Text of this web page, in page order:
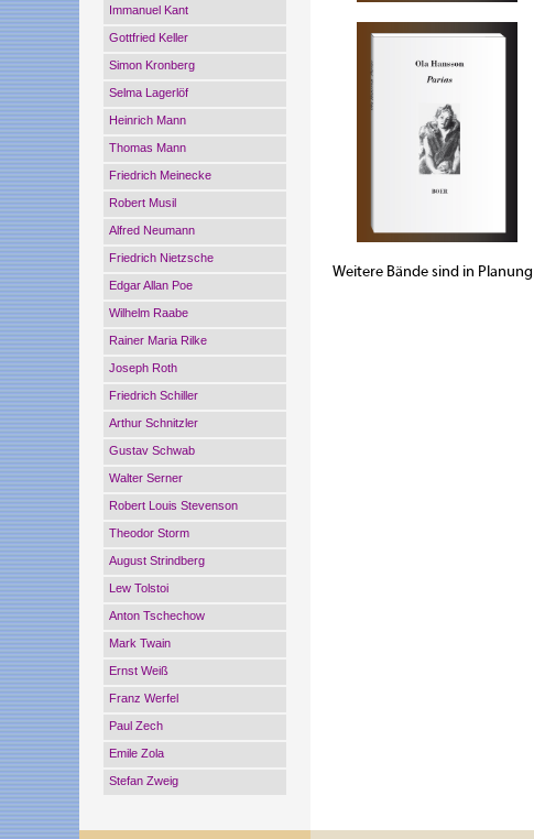
Immanuel Kant
Gottfried Keller
Simon Kronberg
Selma Lagerlöf
Heinrich Mann
Thomas Mann
Friedrich Meinecke
Robert Musil
Alfred Neumann
Friedrich Nietzsche
Edgar Allan Poe
Wilhelm Raabe
Rainer Maria Rilke
Joseph Roth
Friedrich Schiller
Arthur Schnitzler
Gustav Schwab
Walter Serner
Robert Louis Stevenson
Theodor Storm
August Strindberg
Lew Tolstoi
Anton Tschechow
Mark Twain
Ernst Weiß
Franz Werfel
Paul Zech
Emile Zola
Stefan Zweig
Weitere Bände sind in Planung